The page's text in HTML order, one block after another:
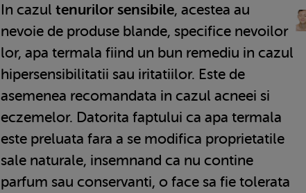
In cazul tenurilor sensibile, acestea au
nevoie de produse blande, specifice nevoilor
lor, apa termala fiind un bun remediu in cazul
hipersensibilitatii sau iritatiilor. Este de
asemenea recomandata in cazul acneei si
eczemelor. Datorita faptului ca apa termala
este preluata fara a se modifica proprietatile
sale naturale, insemnand ca nu contine
parfum sau conservanti, o face sa fie tolerata